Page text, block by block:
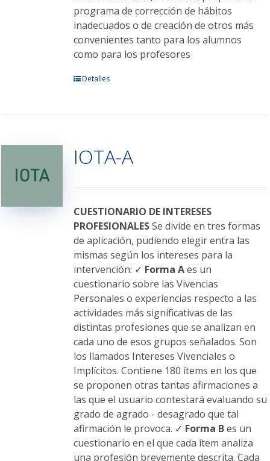
programa de corrección de hábitos
inadecuados o de creación de otros más
convenientes tanto para los alumnos
como para los profesores
Este
Las
opciones
elegir
en
la
página
de
producto
Detalles
IOTA-A
CUESTIONARIO DE INTERESES
PROFESIONALESSe divide en tres formas
de aplicación, pudiendo elegir entra las
mismas según los intereses para la
intervención: ✓ Forma Aes un
cuestionario sobre las Vivencias
Personales o experiencias respecto a las
actividades más significativas de las
distintas profesiones que se analizan en
cada uno de esos grupos señalados. Son
los llamados Intereses Vivenciales o
Implícitos. Contiene 180 ítems en los que
se proponen otras tantas afirmaciones a
las que el usuario contestará evaluando su
grado de agrado - desagrado que tal
afirmación le provoca. ✓ Forma Bes un
cuestionario en el que cada ítem analiza
una profesión brevemente descrita. Cada